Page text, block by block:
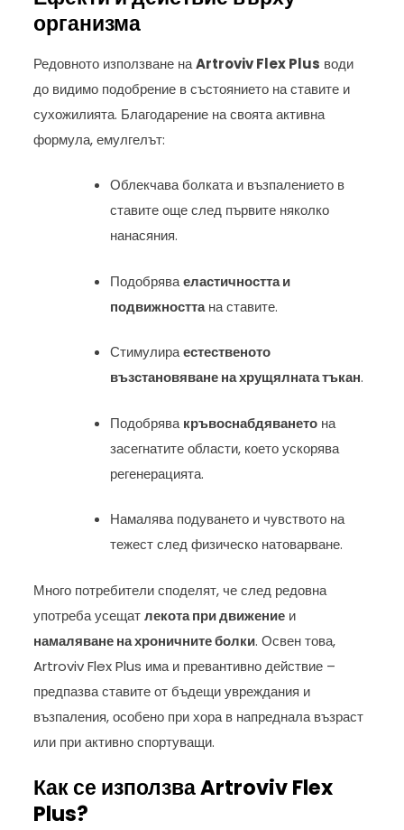
организма
Редовното използване наArtroviv Flex Plus води
до видимо подобрение в състоянието на ставите и
сухожилията. Благодарение на своята активна
формула, емулгелът:
Облекчава болката и възпалението в
ставите още след първите няколко
нанасяния.
Подобряваеластичността и
подвижносттана ставите.
Стимулираестественото
възстановяване на хрущялната тъкан.
Подобрявакръвоснабдяването на
засегнатите области, което ускорява
регенерацията.
Намалява подуването и чувството на
тежест след физическо натоварване.
Много потребители споделят, че след редовна
употреба усещатлекота при движение и
намаляване на хроничните болки. Освен това,
Artroviv Flex Plus има и превантивно действие –
предпазва ставите от бъдещи увреждания и
възпаления, особено при хора в напреднала възраст
или при активно спортуващи.
Как се използва Artroviv Flex
Plus?